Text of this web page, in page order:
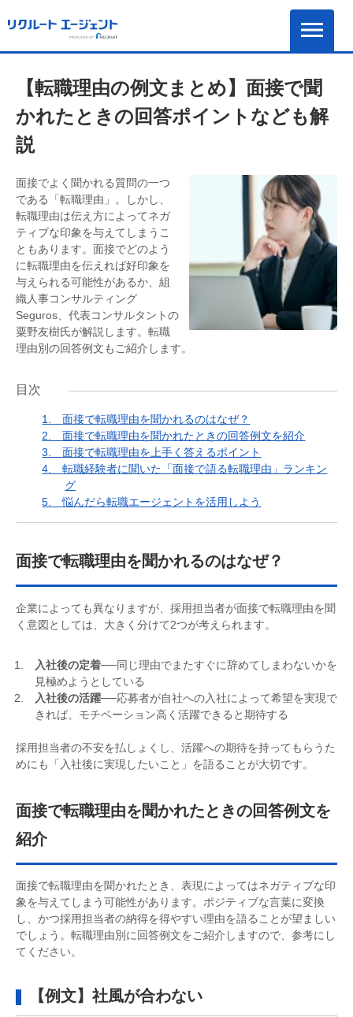
【転職理由の例文まとめ】面接で聞
かれたときの回答ポイントなども解
説
面接でよく聞かれる質問の一つ
である「転職理由」。しかし、
転職理由は伝え方によってネガ
ティブな印象を与えてしまうこ
ともあります。面接でどのよう
に転職理由を伝えれば好印象を
与えられる可能性があるか、組
織人事コンサルティング
Seguros、代表コンサルタントの
粟野友樹氏が解説します。転職
理由別の回答例文もご紹介します。
目次
1.面接で転職理由を聞かれるのはなぜ？
2.面接で転職理由を聞かれたときの回答例文を紹介
3.面接で転職理由を上手く答えるポイント
4.転職経験者に聞いた「面接で語る転職理由」ランキン
グ
5.悩んだら転職エージェントを活用しよう
面接で転職理由を聞かれるのはなぜ？
企業によっても異なりますが、採用担当者が面接で転職理由を聞
く意図としては、大きく分けて2つが考えられます。
入社後の定着──同じ理由でまたすぐに辞めてしまわないかを
見極めようとしている
入社後の活躍──応募者が自社への入社によって希望を実現で
きれば、モチベーション高く活躍できると期待する
採用担当者の不安を払しょくし、活躍への期待を持ってもらうた
めにも「入社後に実現したいこと」を語ることが大切です。
面接で転職理由を聞かれたときの回答例文を
紹介
面接で転職理由を聞かれたとき、表現によってはネガティブな印
象を与えてしまう可能性があります。ポジティブな言葉に変換
し、かつ採用担当者の納得を得やすい理由を語ることが望ましい
でしょう。転職理由別に回答例文をご紹介しますので、参考にし
てください。
【例文】社風が合わない